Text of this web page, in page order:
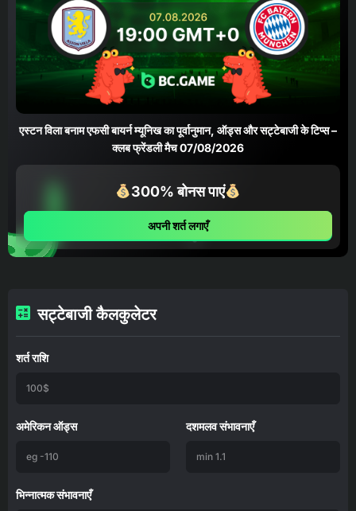
एस्टन विला बनाम एफसी बायर्न म्यूनिख का पूर्वानुमान, ऑड्स और सट्टेबाजी के टिप्स –
क्लब फ्रेंडली मैच 07/08/2026
300% बोनस पाएं
अपनी शर्त लगाएँ
सट्टेबाजी कैलकुलेटर
शर्त राशि
अमेरिकन ऑड्स दशमलव संभावनाएँ
भिन्नात्मक संभावनाएँ